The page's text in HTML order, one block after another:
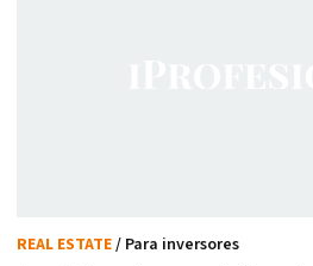
REAL ESTATE/ Para inversores